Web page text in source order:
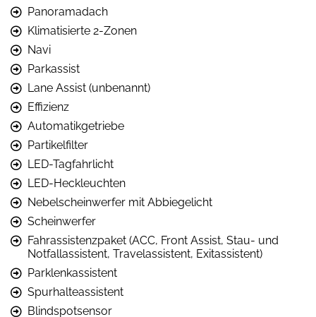
Panoramadach
Klimatisierte 2-Zonen
Navi
Parkassist
Lane Assist (unbenannt)
Effizienz
Automatikgetriebe
Partikelfilter
LED-Tagfahrlicht
LED-Heckleuchten
Nebelscheinwerfer mit Abbiegelicht
Scheinwerfer
Fahrassistenzpaket (ACC, Front Assist, Stau- und
Notfallassistent, Travelassistent, Exitassistent)
Parklenkassistent
Spurhalteassistent
Blindspotsensor